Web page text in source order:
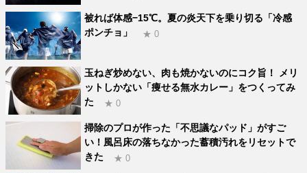
被れば体感−15℃。夏の炎天下を乗り切る「冷感
ポンチョ」
★ 0
玉ねぎ炒めない、肉も焼かないのにコク旨！ メリ
ットしかない「痩せる無水カレー」をつくってみ
た
★ 0
掃除のプロが作った「不思議なパッド」がすご
い！風呂床の落ちなかった蓄積汚れをリセットで
きた
★ 0